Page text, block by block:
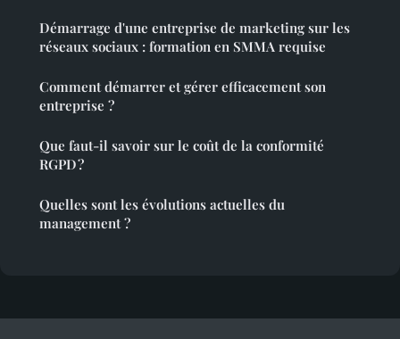
Démarrage d'une entreprise de marketing sur les
réseaux sociaux : formation en SMMA requise
Comment démarrer et gérer efficacement son
entreprise ?
Que faut-il savoir sur le coût de la conformité
RGPD ?
Quelles sont les évolutions actuelles du
management ?